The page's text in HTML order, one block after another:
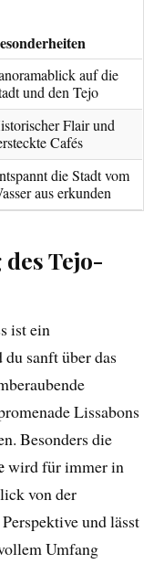
auf die
und den Tejo
Flair und
Cafés
die Stadt vom
aus erkunden
Tejo-
ist ein
sanft über das
Lissabons
Besonders die
wird für immer in
von der
und lässt
Umfang